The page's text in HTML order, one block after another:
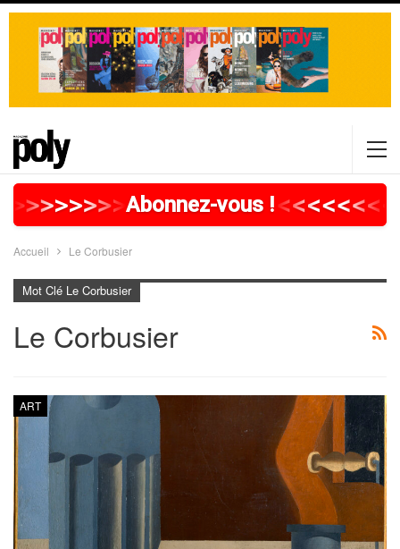
>>>>>>>>>>>>>>>>>
Abonnez-vous !<<<<<<<<
Accueil Le Corbusier
Mot Clé Le Corbusier
Le Corbusier
ART